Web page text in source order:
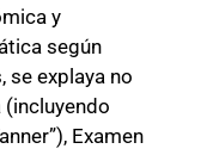
y
según
se explaya no
Examen